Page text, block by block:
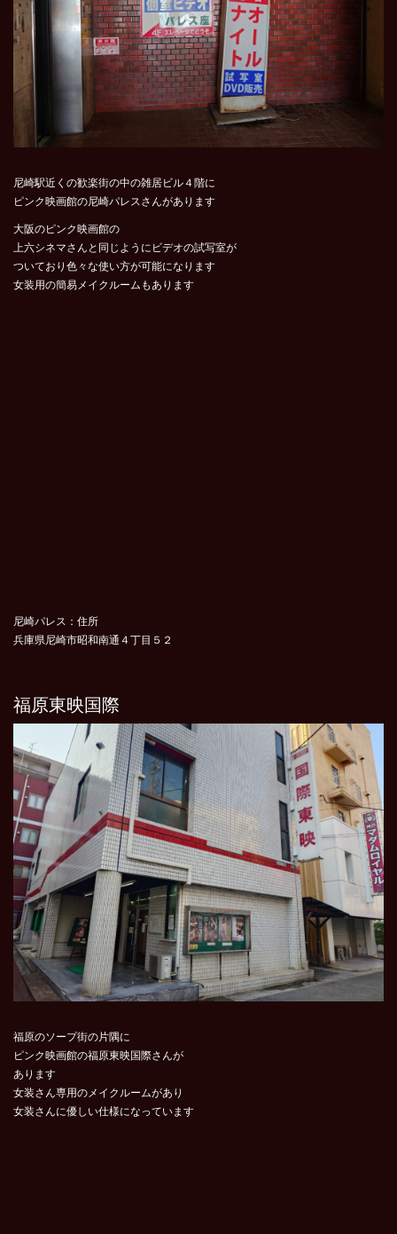
尼崎駅近くの歓楽街の中の雑居ビル４階に
ピンク映画館の尼崎パレスさんがあります
大阪のピンク映画館の
上六シネマさんと同じようにビデオの試写室が
ついており色々な使い方が可能になります
女装用の簡易メイクルームもあります
尼崎パレス：住所
兵庫県尼崎市昭和南通４丁目５２
福原東映国際
福原のソープ街の片隅に
ピンク映画館の福原東映国際さんが
あります
女装さん専用のメイクルームがあり
女装さんに優しい仕様になっています